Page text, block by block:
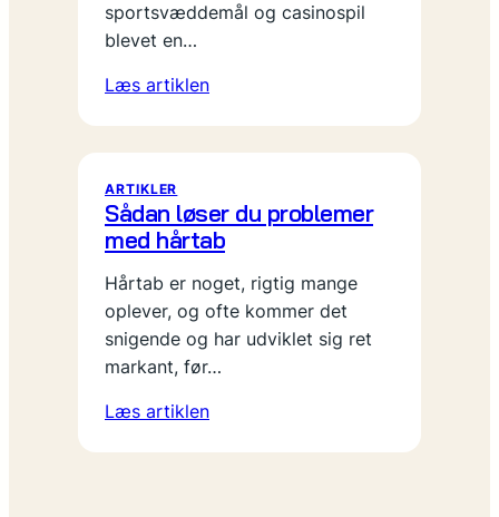
sportsvæddemål og casinospil
blevet en…
Læs artiklen
ARTIKLER
Sådan løser du problemer
med hårtab
Hårtab er noget, rigtig mange
oplever, og ofte kommer det
snigende og har udviklet sig ret
markant, før…
Læs artiklen